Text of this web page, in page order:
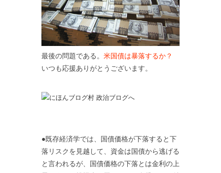
最後の問題である。 米国債は暴落するか？
いつも応援ありがとうございます。
●既存経済学では、国債価格が下落すると下
落リスクを見越して、資金は国債から逃げる
と言われるが、国債価格の下落とは金利の上